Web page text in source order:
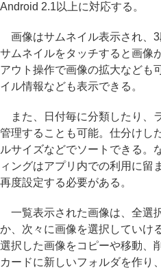
Android 2.1以上に対応する。
画像はサムネイル表示され、3
サムネイルをタッチすると画像
アウト操作で画像の拡大なども
イル情報なども表示できる。
また、日付毎に分類したり、
管理することも可能。仕分けし
ルサイズなどでソートできる。
ィングはアプリ内での利用に留
再度設定する必要がある。
一覧表示された画像は、全選
か、次々に画像を選択していけ
選択した画像をコピーや移動、
カードに新しいフォルダを作り